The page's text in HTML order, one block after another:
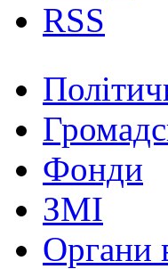
RSS
Фонди
ЗМІ
Органи